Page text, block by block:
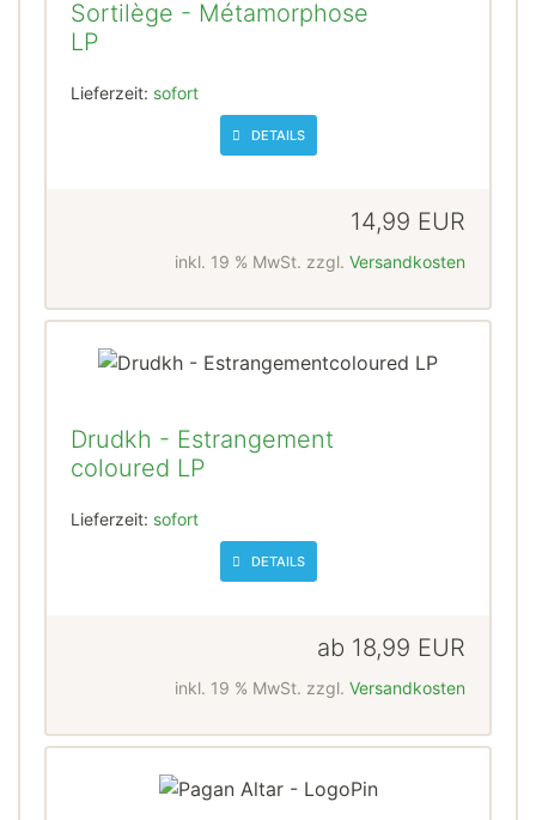
Sortilège - Métamorphose
LP
Lieferzeit: sofort
DETAILS
14,99 EUR
inkl. 19 % MwSt. zzgl. Versandkosten
Drudkh - Estrangement
coloured LP
Lieferzeit: sofort
DETAILS
ab 18,99 EUR
inkl. 19 % MwSt. zzgl. Versandkosten